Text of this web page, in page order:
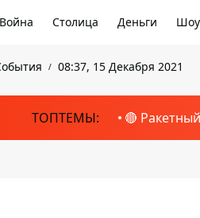
Война Столица Деньги
08:37, 15 Декабря 2021
ТОПТЕМЫ: 🔴